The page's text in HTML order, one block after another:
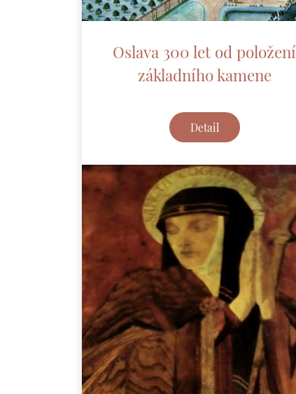
Oslava 300 let od položení
základního kamene
Detail